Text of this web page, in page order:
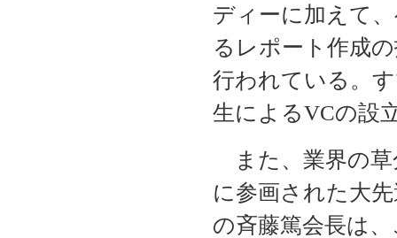
ディーに加えて
るレポート作成
行われている。
生によるVCの設
また、業界の草
に参画された大
の斉藤篤会長は